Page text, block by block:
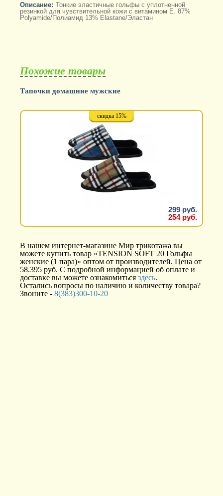
Описание: Тонкие эластичные гольфы с уплотненной
резинкой для чувствительной кожи с витамином Е. 87%
Polyamide/Полиамид 13% Elastane/Эластан
Похожие товары
Тапочки домашние мужские
скидка 15%
299 руб.
254 руб.
В нашем интернет-магазине Мир трикотажа вы
можете купить товар «TENSION SOFT 20 Гольфы
женские (1 пара)» оптом от производителей. Цена от
58.395 руб. С подробной информацией об оплате и
доставке вы можете ознакомиться здесь.
Остались вопросы по наличию и количеству товара?
Звоните - 8(383)300-10-20